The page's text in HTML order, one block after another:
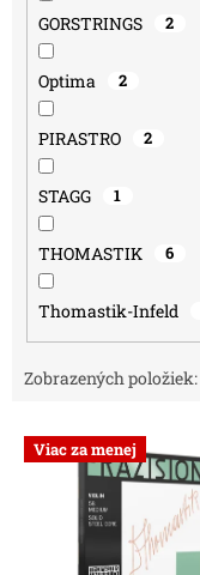
GORSTRINGS 2
Optima 2
PIRASTRO 2
STAGG 1
THOMASTIK 6
Thomastik-Infeld
Zobrazených položiek:
V Viac za menej